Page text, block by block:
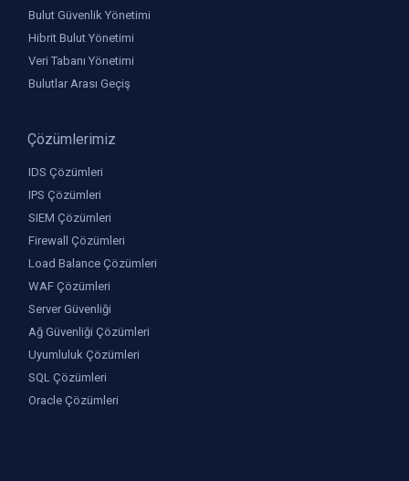
Bulut Güvenlik Yönetimi
Hibrit Bulut Yönetimi
Veri Tabanı Yönetimi
Bulutlar Arası Geçiş
Çözümlerimiz
IDS Çözümleri
IPS Çözümleri
SIEM Çözümleri
Firewall Çözümleri
Load Balance Çözümleri
WAF Çözümleri
Server Güvenliği
Ağ Güvenliği Çözümleri
Uyumluluk Çözümleri
SQL Çözümleri
Oracle Çözümleri